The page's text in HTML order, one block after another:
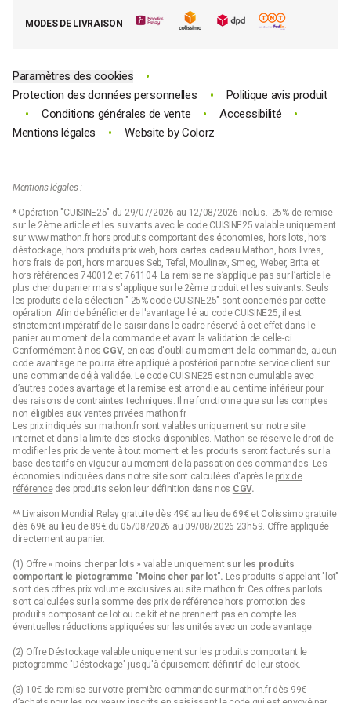
MODES DE LIVRAISON
Paramètres des cookies •
Protection des données personnelles • Politique avis produit
• Conditions générales de vente • Accessibilité •
Mentions légales • Website byColorz
Mentions légales :
* Opération "CUISINE25" du 29/07/2026 au 12/08/2026 inclus. -25% de remise
sur le 2ème article et les suivants avec le code CUISINE25 valable uniquement
sur www.mathon.frhors produits comportant des économies, hors lots, hors
déstockage, hors produits prix web, hors cartes cadeau Mathon, hors livres,
hors frais de port, hors marques Seb, Tefal, Moulinex, Smeg, Weber, Brita et
hors références 740012 et 761104. La remise ne s’applique pas sur l’article le
plus cher du panier mais s'applique sur le 2ème produit et les suivants. Seuls
les produits de la sélection "-25% code CUISINE25" sont concernés par cette
opération. Afin de bénéficier de l'avantage lié au code CUISINE25, il est
strictement impératif de le saisir dans le cadre réservé à cet effet dans le
panier au moment de la commande et avant la validation de celle-ci.
Conformément à nos CGV, en cas d'oubli au moment de la commande, aucun
code avantage ne pourra être appliqué à postériori par notre service client sur
une commande déjà validée. Le code CUISINE25 est non cumulable avec
d’autres codes avantage et la remise est arrondie au centime inférieur pour
des raisons de contraintes techniques. Il ne fonctionne que sur les comptes
non éligibles aux ventes privées mathon.fr.
Les prix indiqués sur mathon.fr sont valables uniquement sur notre site
internet et dans la limite des stocks disponibles. Mathon se réserve le droit de
modifier les prix de vente à tout moment et les produits seront facturés sur la
base des tarifs en vigueur au moment de la passation des commandes. Les
économies indiquées dans notre site sont calculées d'après le prix de
référencedes produits selon leur définition dans nos CGV.
** Livraison Mondial Relay gratuite dès 49€ au lieu de 69€ et Colissimo gratuite
dès 69€ au lieu de 89€ du 05/08/2026 au 09/08/2026 23h59. Offre appliquée
directement au panier.
(1) Offre « moins cher par lots » valable uniquement sur les produits
comportant le pictogramme "Moins cher par lot". Les produits s'appelant "lot"
sont des offres prix volume exclusives au site mathon.fr. Ces offres par lots
sont calculées sur la somme des prix de référence hors promotion des
produits composant ce lot ou ce kit et ne prennent pas en compte les
éventuelles réductions appliquées sur les unités avec un code avantage.
(2) Offre Déstockage valable uniquement sur les produits comportant le
pictogramme "Déstockage" jusqu'à épuisement définitif de leur stock.
(3) 10€ de remise sur votre première commande sur mathon.fr dès 99€